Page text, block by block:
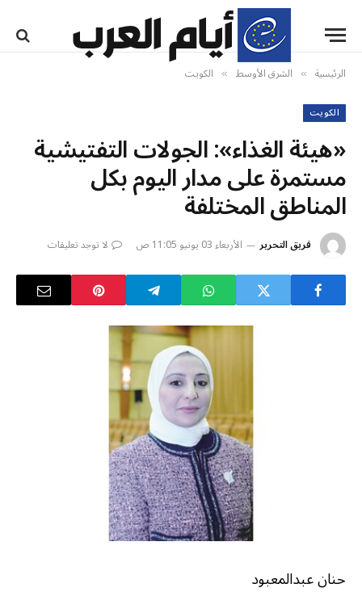
الرئيسية » الشرق الأوسط » الكويت
الكويت
«هيئة الغذاء»: الجولات التفتيشية
مستمرة على مدار اليوم بكل
المناطق المختلفة
فريق التحرير الأربعاء 03 يونيو 11:05 ص لا توجد تعليقات
حنان عبدالمعبود